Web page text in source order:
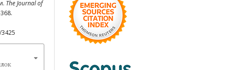
The Journal of